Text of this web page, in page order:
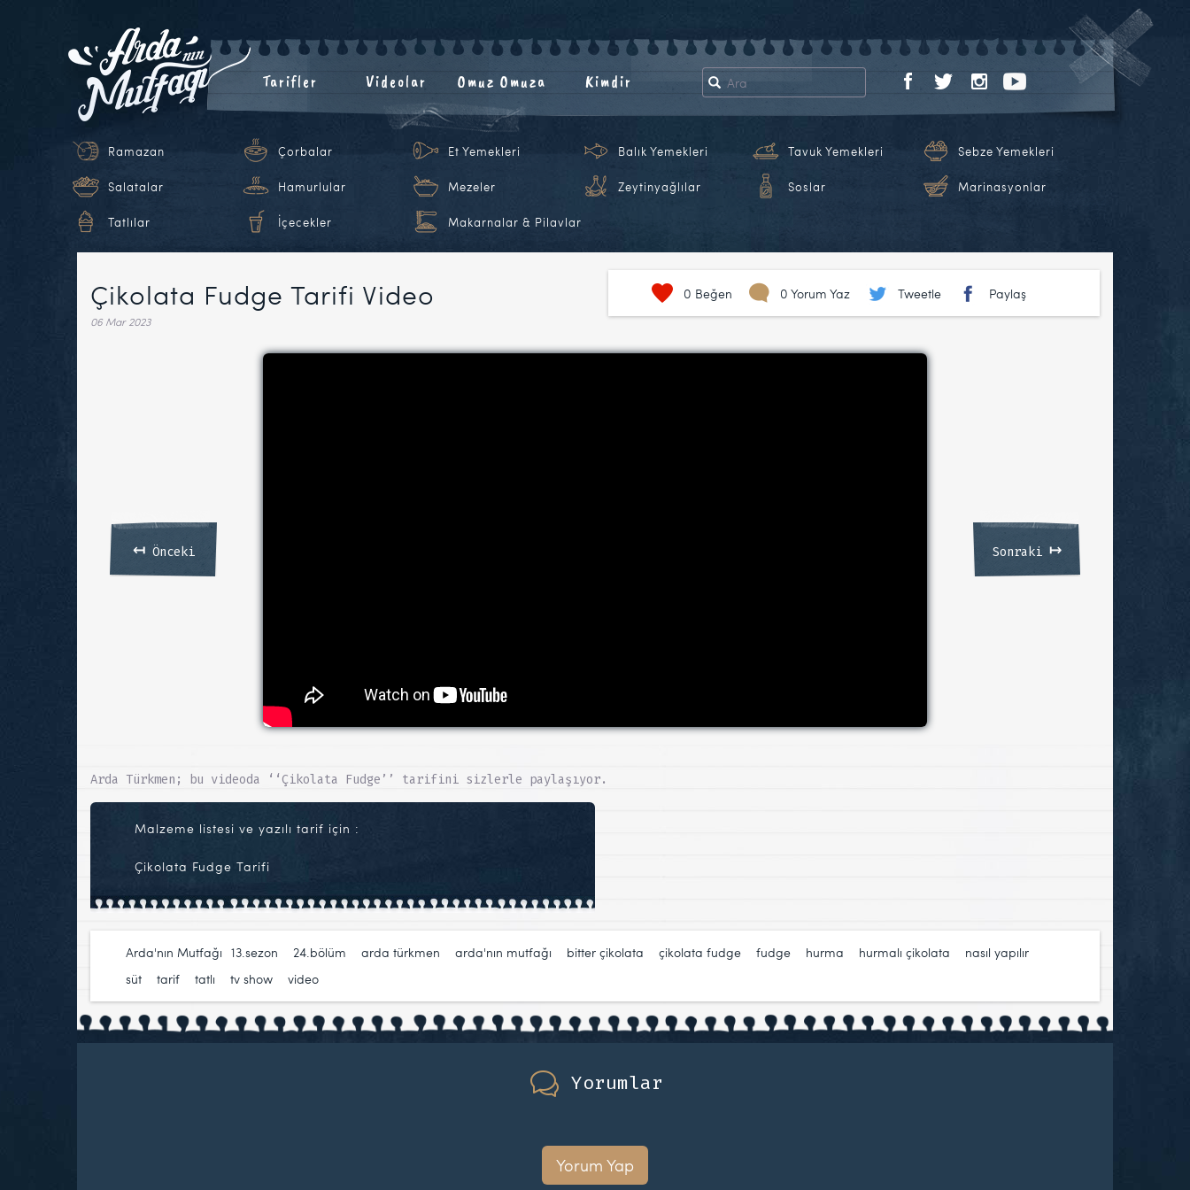
Tarifler Videolar Omuz Omuza Kimdir
Ramazan Çorbalar Et Yemekleri Balık Yemekleri Tavuk Yemekleri Sebze Yemekleri
Salatalar Hamurlular Mezeler Zeytinyağlılar Soslar Marinasyonlar
Tatlılar İçecekler Makarnalar & Pilavlar
Çikolata Fudge Tarifi Video
06 Mar 2023
0 Beğen 0 Yorum Yaz Tweetle Paylaş
↤Önceki Sonraki ↦
Arda Türkmen; bu videoda ‘‘Çikolata Fudge’’ tarifini sizlerle paylaşıyor.
Malzeme listesi ve yazılı tarif için :
Çikolata Fudge Tarifi
Arda'nın Mutfağı 13.sezon 24.bölüm arda türkmen arda'nın mutfağı bitter çikolata çikolata fudge fudge hurma hurmalı çikolata nasıl yapılır
süt
tarif tatlı tv show video
Yorumlar
Yorum Yap